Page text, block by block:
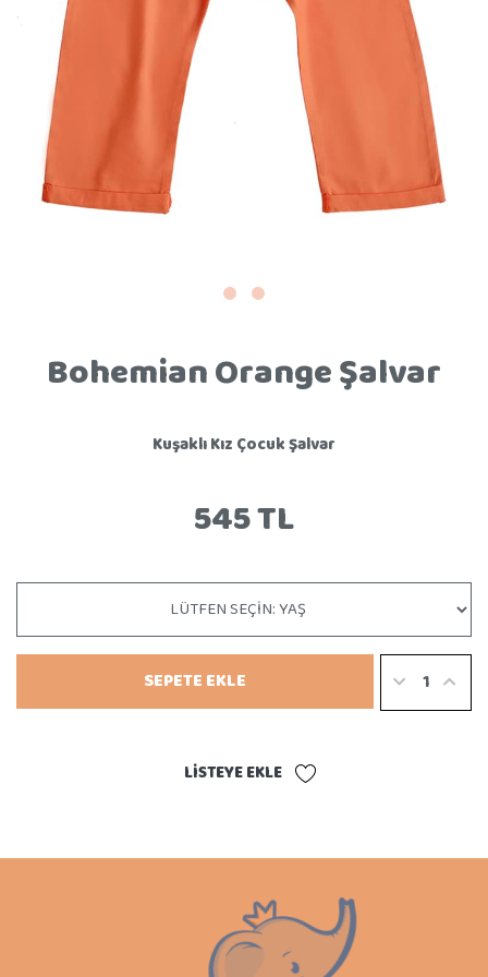
Bohemian Orange Şalvar
Kuşaklı Kız Çocuk Şalvar
545 TL
SEPETE EKLE
LISTEYE EKLE